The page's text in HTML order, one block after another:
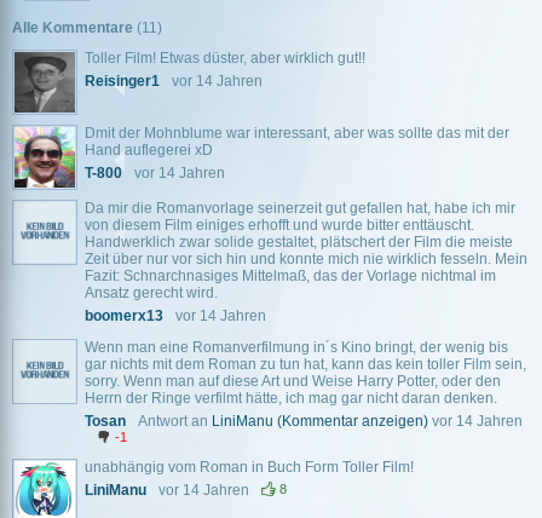
Alle Kommentare (11)
Toller Film! Etwas düster, aber wirklich gut!!
Reisinger1
vor 14 Jahren
Dmit der Mohnblume war interessant, aber was sollte das mit der
Hand auflegerei xD
T-800
vor 14 Jahren
Da mir die Romanvorlage seinerzeit gut gefallen hat, habe ich mir
von diesem Film einiges erhofft und wurde bitter enttäuscht.
Handwerklich zwar solide gestaltet, plätschert der Film die meiste
Zeit über nur vor sich hin und konnte mich nie wirklich fesseln. Mein
Fazit: Schnarchnasiges Mittelmaß, das der Vorlage nichtmal im
Ansatz gerecht wird.
boomerx13
vor 14 Jahren
Wenn man eine Romanverfilmung in´s Kino bringt, der wenig bis
gar nichts mit dem Roman zu tun hat, kann das kein toller Film sein,
sorry. Wenn man auf diese Art und Weise Harry Potter, oder den
Herrn der Ringe verfilmt hätte, ich mag gar nicht daran denken.
Tosan
Antwort an LiniManu (Kommentar anzeigen) vor 14 Jahren
-1
unabhängig vom Roman in Buch Form Toller Film!
LiniManu
vor 14 Jahren 8